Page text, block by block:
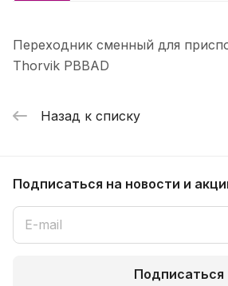
Переходник сменный для
Thorvik PBBAD
Назад к списку
Подписаться на новости и
Подписаться